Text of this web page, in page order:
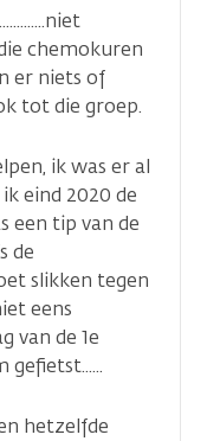
chemokuren
er niets of
tot die groep.
ik was er al
eind 2020 de
een tip van de
de
slikken tegen
eens
van de 1e
hetzelfde